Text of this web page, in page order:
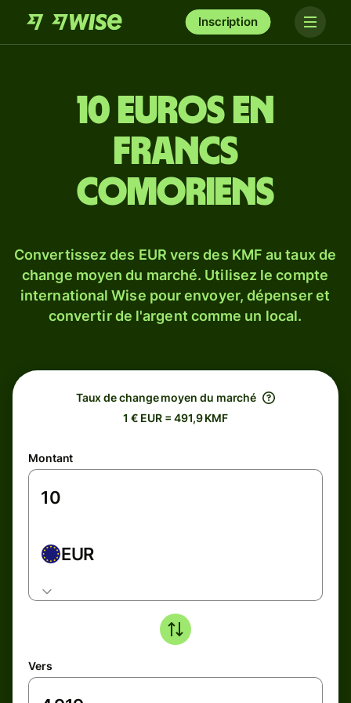
Inscription
10 euros en
francs
comoriens
Convertissez des EUR vers des KMF au taux de
change moyen du marché. Utilisez le compte
international Wise pour envoyer, dépenser et
convertir de l'argent comme un local.
Taux de change moyen du marché
1 € EUR = 491,9 KMF
Montant
EUR
Vers